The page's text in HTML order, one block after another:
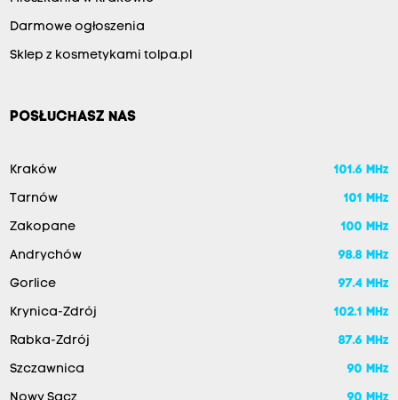
Darmowe ogłoszenia
Sklep z kosmetykami tolpa.pl
POSŁUCHASZ NAS
Kraków 101.6 MHz
Tarnów 101 MHz
Zakopane 100 MHz
Andrychów 98.8 MHz
Gorlice 97.4 MHz
Krynica-Zdrój 102.1 MHz
Rabka-Zdrój 87.6 MHz
Szczawnica 90 MHz